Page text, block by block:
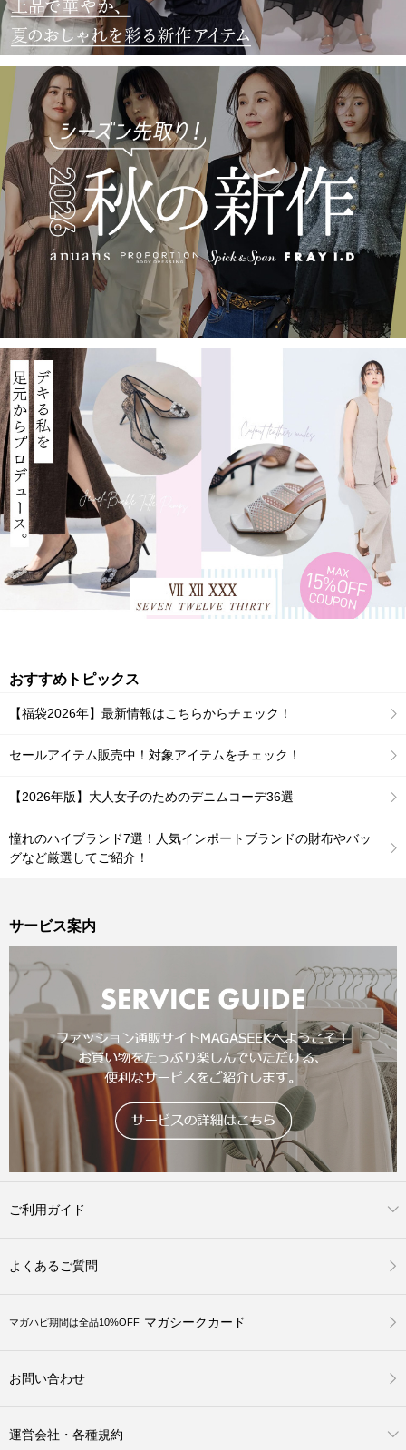
おすすめトピックス
【福袋2026年】最新情報はこちらからチェック！
セールアイテム販売中！対象アイテムをチェック！
【2026年版】大人女子のためのデニムコーデ36選
憧れのハイブランド7選！人気インポートブランドの財布やバッ
グなど厳選してご紹介！
サービス案内
ご利用ガイド
よくあるご質問
マガハピ期間は全品10%OFF マガシークカード
お問い合わせ
運営会社・各種規約